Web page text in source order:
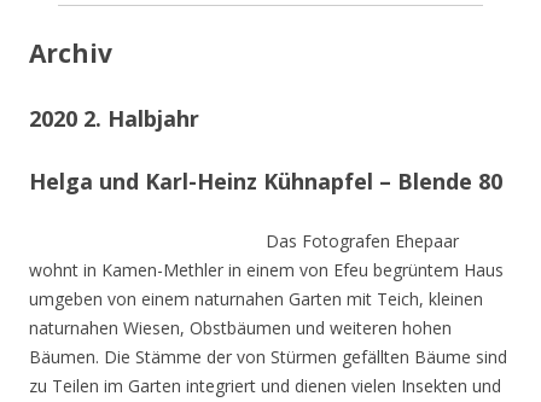
Archiv
2020 2. Halbjahr
Helga und Karl-Heinz Kühnapfel – Blende 80
Das Fotografen Ehepaar
wohnt in Kamen-Methler in einem von Efeu begrüntem Haus
umgeben von einem naturnahen Garten mit Teich, kleinen
naturnahen Wiesen, Obstbäumen und weiteren hohen
Bäumen. Die Stämme der von Stürmen gefällten Bäume sind
zu Teilen im Garten integriert und dienen vielen Insekten und